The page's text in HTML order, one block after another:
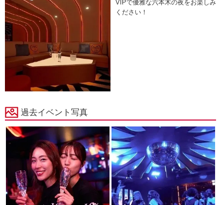
VIPで優雅な六本木の夜をお楽しみ
ください！
過去イベント写真